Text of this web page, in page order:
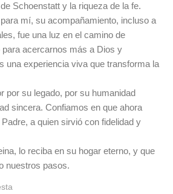
Schoenstatt y la riqueza de la fe.
mí, su acompañamiento, incluso a
fue una luz en el camino de
acercarnos más a Dios y
una experiencia viva que transforma la
por su legado, por su humanidad
sincera. Confiamos en que ahora
a quien sirvió con fidelidad y
lo reciba en su hogar eterno, y que
nuestros pasos.